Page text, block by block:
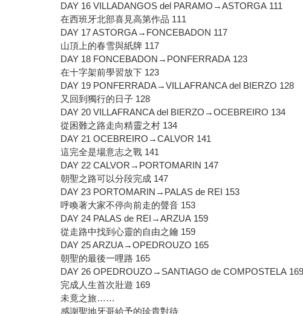
DAY 16 VILLADANGOS del PARAMO→ASTORGA 111
在西班牙北部喜見高第作品 111
DAY 17 ASTORGA→FONCEBADON 117
山頂上的春雪與紙牌 117
DAY 18 FONCEBADON→PONFERRADA 123
在十字架前學習放下 123
DAY 19 PONFERRADA→VILLAFRANCA del BIERZO 128
又回到獨行的日子 128
DAY 20 VILLAFRANCA del BIERZO→OCEBREIRO 134
從困難之路走向精靈之村 134
DAY 21 OCEBREIRO→CALVOR 141
這完全是場意志之戰 141
DAY 22 CALVOR→PORTOMARIN 147
朝聖之路可以分段完成 147
DAY 23 PORTOMARIN→PALAS de REI 153
呼喚著大家不停向前走的聲音 153
DAY 24 PALAS de REI→ARZUA 159
從走路中找到心靈的自由之鑰 159
DAY 25 ARZUA→OPEDROUZO 165
朝聖的最後一哩路 165
DAY 26 OPEDROUZO→SANTIAGO de COMPOSTELA 169
完成人生首次壯遊 169
未竟之旅……
感謝聖地牙哥給予的珍貴對待